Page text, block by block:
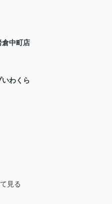
倉中町店
わくら
見る